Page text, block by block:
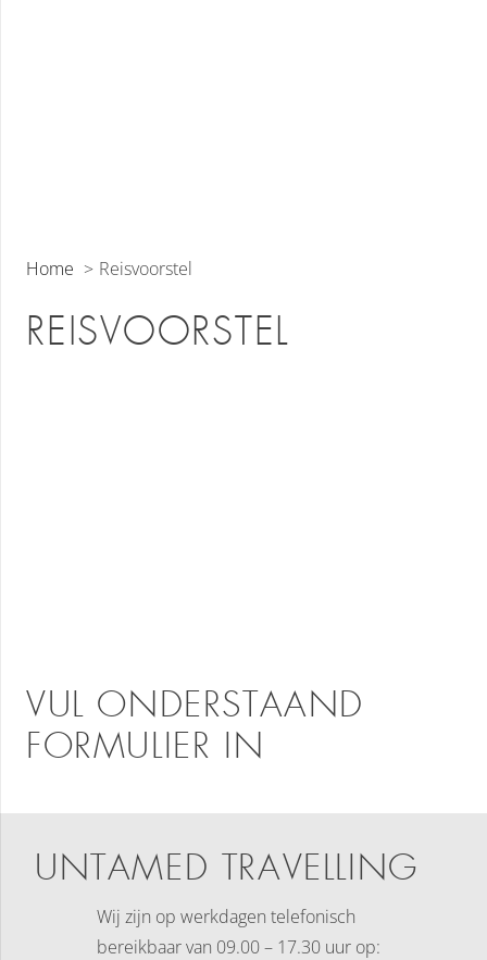
Home Reisvoorstel
REISVOORSTEL
VUL ONDERSTAAND
FORMULIER IN
UNTAMED TRAVELLING
Wij zijn op werkdagen telefonisch
bereikbaarvan 09.00 – 17.30 uur op: